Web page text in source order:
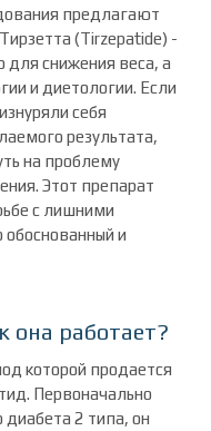
предлагают
(Tirzepatide) -
для снижения веса, а
и диетологии. Если
себя
результата,
на проблему
Этот препарат
с лишними
и
она работает?
которой продается
Первоначально
диабета 2 типа, он